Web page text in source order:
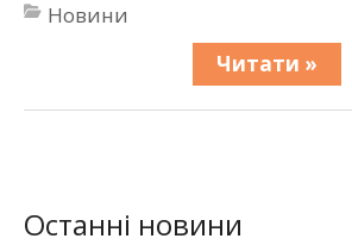
Новини
Читати »
Останні новини